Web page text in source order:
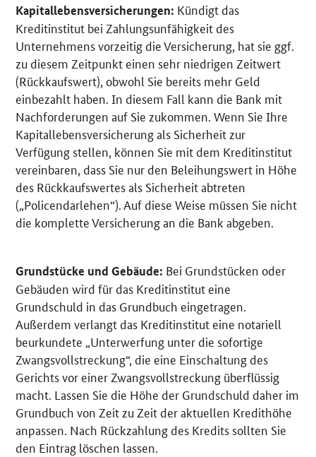
Kapitallebensversicherungen: Kündigt das
Kreditinstitut bei Zahlungsunfähigkeit des
Unternehmens vorzeitig die Versicherung, hat sie ggf.
zu diesem Zeitpunkt einen sehr niedrigen Zeitwert
(Rückkaufswert), obwohl Sie bereits mehr Geld
einbezahlt haben. In diesem Fall kann die Bank mit
Nachforderungen auf Sie zukommen. Wenn Sie Ihre
Kapitallebensversicherung als Sicherheit zur
Verfügung stellen, können Sie mit dem Kreditinstitut
vereinbaren, dass Sie nur den Beleihungswert in Höhe
des Rückkaufswertes als Sicherheit abtreten
(„Policendarlehen“). Auf diese Weise müssen Sie nicht
die komplette Versicherung an die Bank abgeben.
Grundstücke und Gebäude: Bei Grundstücken oder
Gebäuden wird für das Kreditinstitut eine
Grundschuld in das Grundbuch eingetragen.
Außerdem verlangt das Kreditinstitut eine notariell
beurkundete „Unterwerfung unter die sofortige
Zwangsvollstreckung“, die eine Einschaltung des
Gerichts vor einer Zwangsvollstreckung überflüssig
macht. Lassen Sie die Höhe der Grundschuld daher im
Grundbuch von Zeit zu Zeit der aktuellen Kredithöhe
anpassen. Nach Rückzahlung des Kredits sollten Sie
den Eintrag löschen lassen.